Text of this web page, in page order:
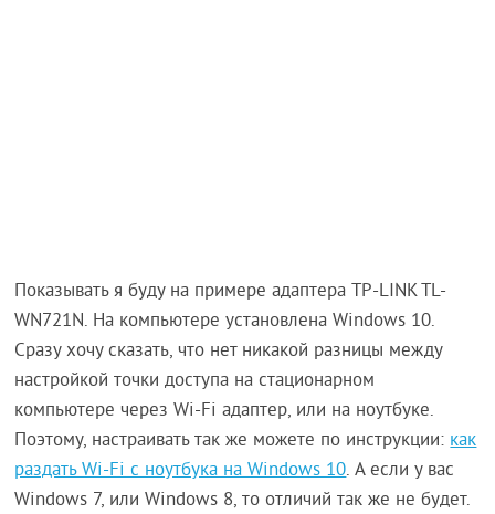
Показывать я буду на примере адаптера TP-LINK TL-
WN721N. На компьютере установлена Windows 10.
Сразу хочу сказать, что нет никакой разницы между
настройкой точки доступа на стационарном
компьютере через Wi-Fi адаптер, или на ноутбуке.
Поэтому, настраивать так же можете по инструкции:как
раздать Wi-Fi с ноутбука на Windows 10. А если у вас
Windows 7, или Windows 8, то отличий так же не будет.